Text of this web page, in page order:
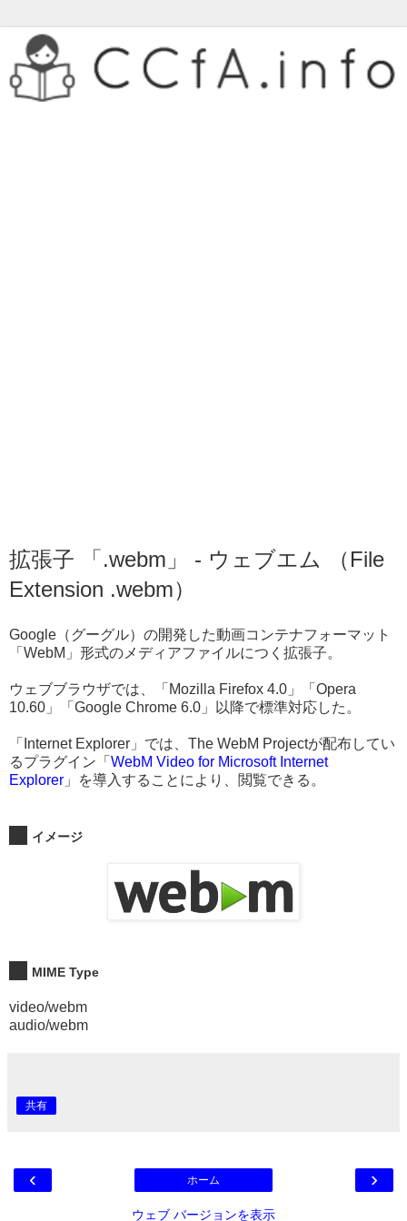
拡張子 「.webm」 - ウェブエム （File
Extension .webm）
Google（グーグル）の開発した動画コンテナフォーマット
「WebM」形式のメディアファイルにつく拡張子。
ウェブブラウザでは、「Mozilla Firefox 4.0」「Opera
10.60」「Google Chrome 6.0」以降で標準対応した。
「Internet Explorer」では、The WebM Projectが配布してい
るプラグイン「 WebM Video for Microsoft Internet
Explorer 」を導入することにより、閲覧できる。
イメージ
MIME Type
video/webm
audio/webm
共有
‹ ›
ホーム
ウェブ バージョンを表示